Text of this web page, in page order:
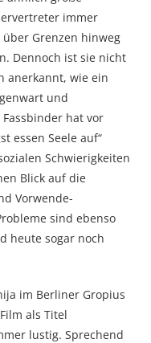
immer
Grenzen hinweg
Dennoch ist sie nicht
anerkannt, wie ein
und
hat vor
essen Seele auf“
Schwierigkeiten
Blick auf die
Vorwende-
sind ebenso
heute sogar noch
im Berliner Gropius
als Titel
lustig. Sprechend